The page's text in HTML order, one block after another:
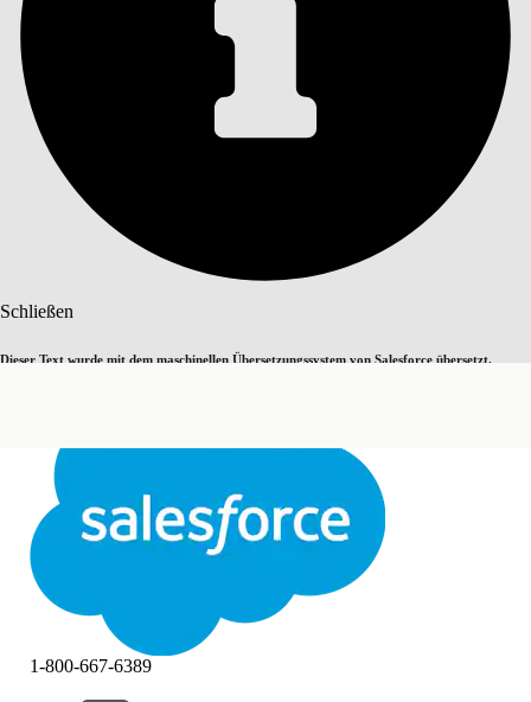
Schließen
Dieser Text wurde mit dem maschinellen Übersetzungssystem von Salesforce übersetzt.
Schließen
1-800-667-6389